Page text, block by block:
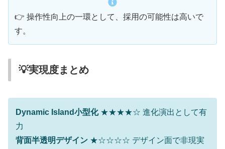
👉 操作性向上の一環として、採用の可能性は高いで
す。
💡実現度まとめ
Dynamic Island小型化★★★★☆ 進化演出として有
力
背面半透明デザイン ★☆☆☆☆ デザイン面で非現実